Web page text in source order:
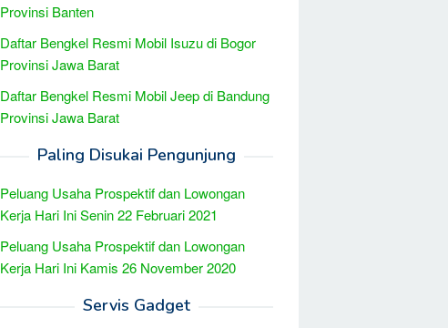
Provinsi Banten
Daftar Bengkel Resmi Mobil Isuzu di Bogor
Provinsi Jawa Barat
Daftar Bengkel Resmi Mobil Jeep di Bandung
Provinsi Jawa Barat
Paling Disukai Pengunjung
Peluang Usaha Prospektif dan Lowongan
Kerja Hari Ini Senin 22 Februari 2021
Peluang Usaha Prospektif dan Lowongan
Kerja Hari Ini Kamis 26 November 2020
Servis Gadget